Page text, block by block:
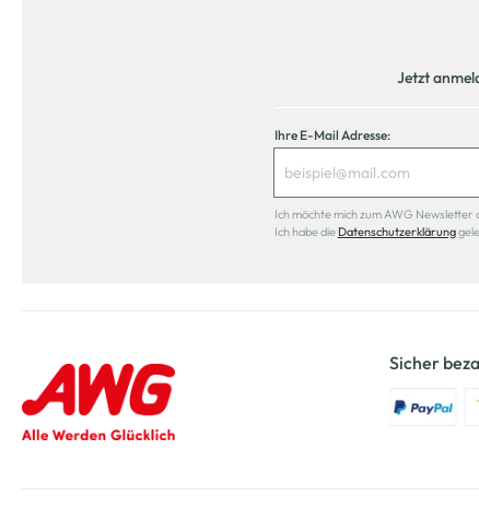
Jetzt
Ihre E-Mail Adresse:
Ich möchte mich zum AWG
Ich habe die Datenschutzerklärung
Sicher